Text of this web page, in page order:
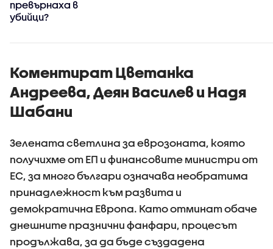
превърнаха в
убийци?
Коментират Цветанка
Андреева, Деян Василев и Надя
Шабани
Зелената светлина за еврозоната, която
получихме от ЕП и финансовите министри от
ЕС, за много българи означава необратима
принадлежност към развита и
демократична Европа. Като отминат обаче
днешните празнични фанфари, процесът
продължава, за да бъде създадена